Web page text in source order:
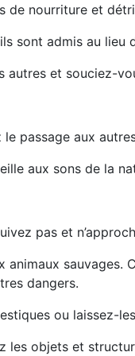
de nourriture et
sont admis au lieu
autres et souciez-
passage aux
aux sons de la
pas et
animaux
dangers.
ou laissez-
les objets et